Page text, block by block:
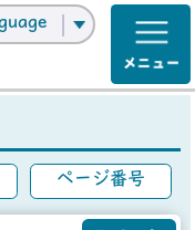
ページ番号